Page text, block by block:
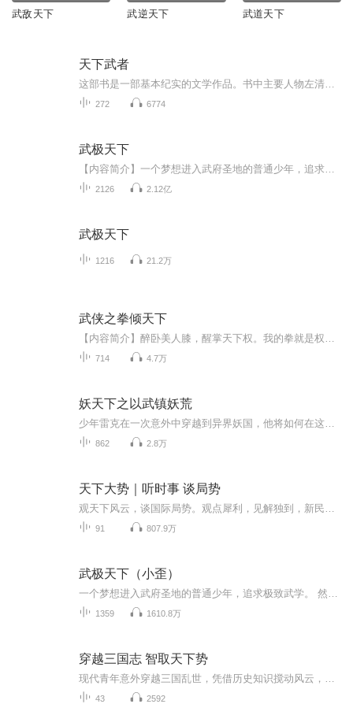
武敌天下 武逆天下 武道天下
天下武者
272 6774
武极天下
2126 2.12亿
武极天下
1216 21.2万
武侠之拳倾天下
714 4.7万
妖天下之以武镇妖荒
862 2.8万
天下大势｜听时事 谈局势
91 807.9万
武极天下（小歪）
1359 1610.8万
穿越三国志 智取天下势
43 2592